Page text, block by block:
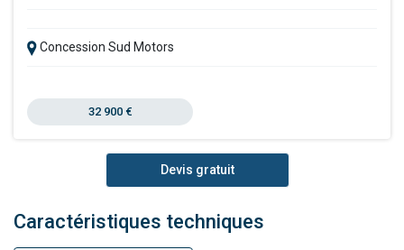
Devis gratuit
Caractéristiques techniques
Concession Sud Motors
32 900 €